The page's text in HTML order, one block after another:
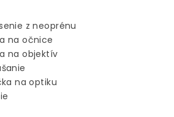
z neoprénu
na očnice
na objektív
na optiku